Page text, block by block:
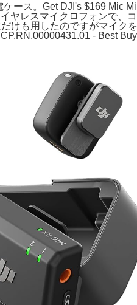
ース。Get DJI's $169 Mic
ヤレスマイクロフォンで、
けも用したのですがマイク
- Best